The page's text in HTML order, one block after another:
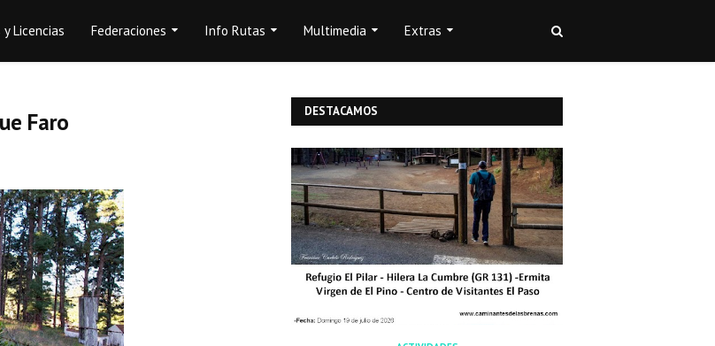
Licencias Federaciones Info Rutas Multimedia Extras
Faro DESTACAMOS